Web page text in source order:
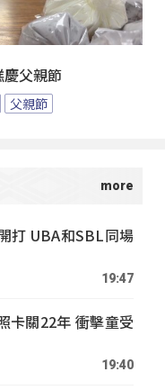
慶父親節
父親節
打 UBA和SBL同場
19:47
卡關22年 衝擊童受
19:40